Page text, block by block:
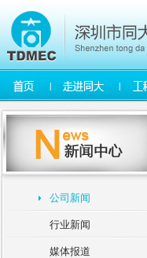
公司新闻
行业新闻
媒体报道